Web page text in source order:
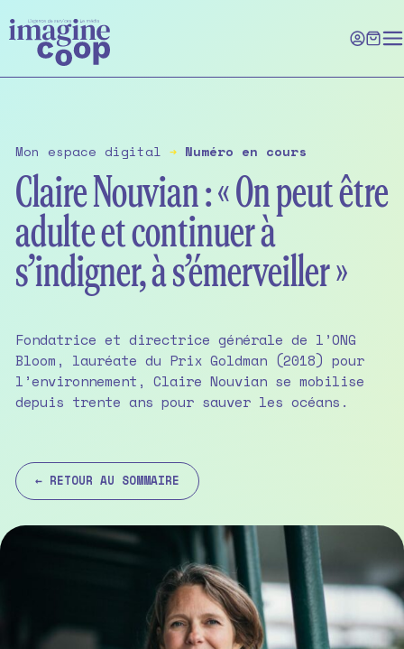
to
the
content
Mon espace digital ➔ Numéro en cours
Claire Nouvian : « On peut être
adulte et continuer à
s’indigner, à s’émerveiller »
Fondatrice et directrice générale de l’ONG
Bloom, lauréate du Prix Goldman (2018) pour
l’environnement, Claire Nouvian se mobilise
depuis trente ans pour sauver les océans.
← RETOUR AU SOMMAIRE